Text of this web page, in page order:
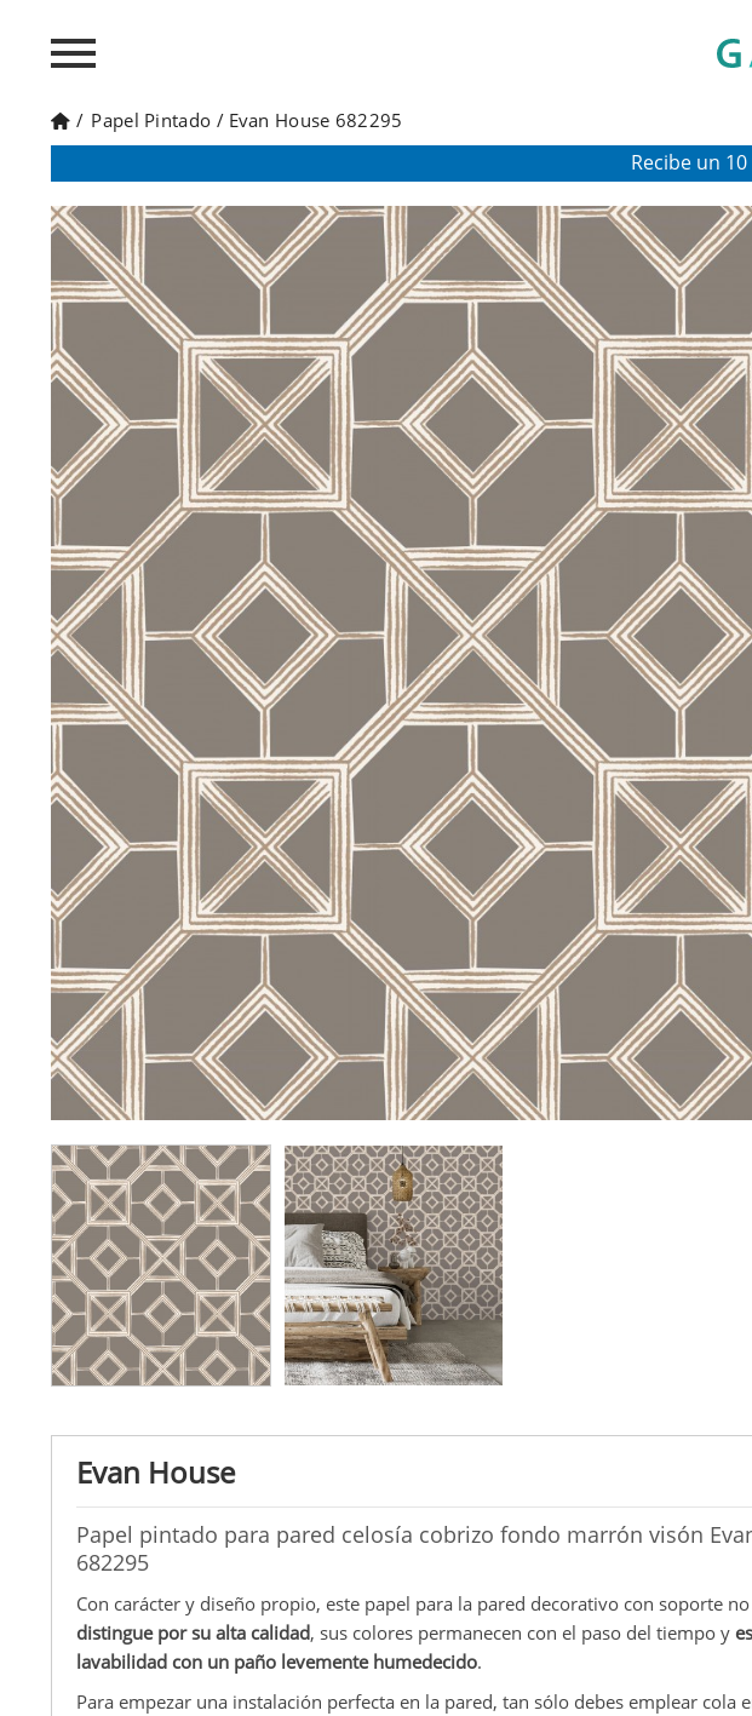
/ Papel Pintado / Evan House 682295
Recibe un
Evan House
Papel pintado para pared celosía cobrizo fondo marrón visón
682295
Con carácter y diseño propio, este papel para la pared decorativo con soporte
distingue por su alta calidad, sus colores permanecen con el paso del tiempo y
lavabilidad con un paño levemente humedecido.
Para empezar una instalación perfecta en la pared, tan sólo debes emplear cola